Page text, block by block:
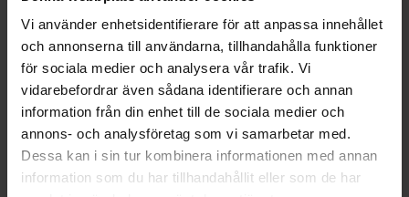
Vi använder enhetsidentifierare för att anpassa innehållet
och annonserna till användarna, tillhandahålla funktioner
för sociala medier och analysera vår trafik. Vi
vidarebefordrar även sådana identifierare och annan
information från din enhet till de sociala medier och
annons- och analysföretag som vi samarbetar med.
Dessa kan i sin tur kombinera informationen med annan
information som du har tillhandahållit eller som de har
Beslutsfattande
Text:Fredrik Kullberg
Publicerad2026-08-10